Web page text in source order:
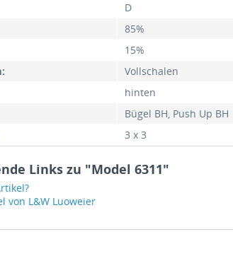
D
85%
15%
Vollschalen
hinten
Bügel BH, Push Up BH
3 x 3
Links zu "Model 6311"
von L&W Luoweier